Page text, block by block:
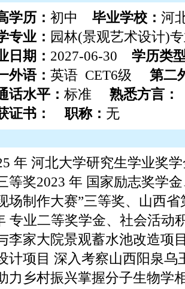
学历： 初中 毕业学校： 河
专业： 园林(景观艺术设计
日期： 2027-06-30 学历类
外语： 英语 CET6级 第二
话水平： 标准 熟悉方言：
证书：
职称： 无
年 河北大学研究生学业奖
等奖2023 年 国家励志奖学
场制作大赛”三等奖、山西
专业二等奖学金、社会活动
李家大院景观蓄水池改造项
计项目 深入考察山西阳泉乌
力乡村振兴掌握分子生物学